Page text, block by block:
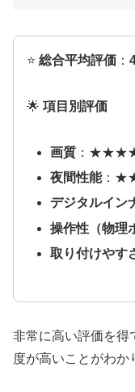
⭐ 総合平均評価 ：
🌟 項目別評価
画質 ：
夜間性能：
デジタルイン
操作性（物理
取り付けやす
非常に高い評価を得
度が高いことがわか